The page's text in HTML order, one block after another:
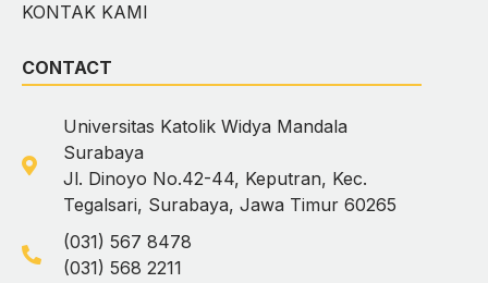
KONTAK KAMI
CONTACT
Universitas Katolik Widya Mandala
Surabaya
Jl. Dinoyo No.42-44, Keputran, Kec.
Tegalsari, Surabaya, Jawa Timur 60265
(031) 567 8478
(031) 568 2211